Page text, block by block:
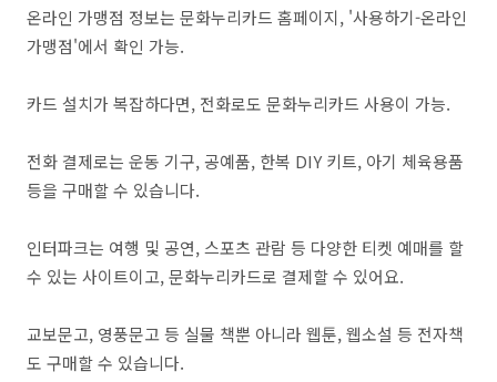
온라인 가맹점 정보는 문화누리카드 홈페이지, '사용하기-온라인
가맹점'에서 확인 가능.
카드 설치가 복잡하다면, 전화로도 문화누리카드 사용이 가능.
전화 결제로는 운동 기구, 공예품, 한복 DIY 키트, 아기 체육용품
등을 구매할 수 있습니다.
인터파크는 여행 및 공연, 스포츠 관람 등 다양한 티켓 예매를 할
수 있는 사이트이고, 문화누리카드로 결제할 수 있어요.
교보문고, 영풍문고 등 실물 책뿐 아니라 웹툰, 웹소설 등 전자책
도 구매할 수 있습니다.